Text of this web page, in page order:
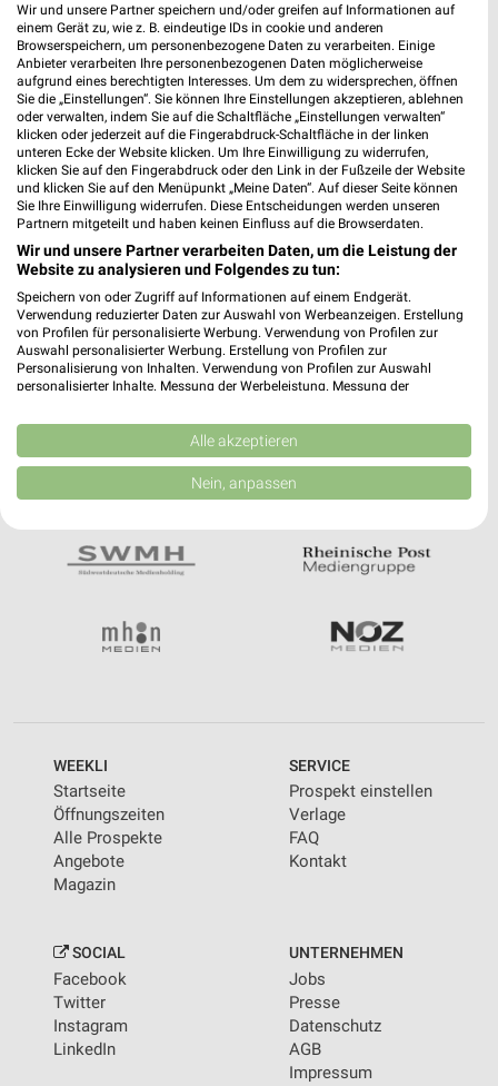
Noch mehr Angebote in
der weekli App!
Jetzt kostenlos laden
Prospekte App für Android
Prospekte App für iOS
Kostenlos im App Store erhältlich
WEEKLI
Startseite
Öffnungszeiten
Alle Prospekte
Angebote
Magazin
SERVICE
Prospekt einstellen
Verlage
FAQ
Kontakt
SOCIAL
Facebook
Twitter
Instagram
LinkedIn
UNTERNEHMEN
Jobs
Presse
Datenschutz
AGB
Impressum
Wir und unsere Partner speichern und/oder greifen auf Informationen auf
einem Gerät zu, wie z. B. eindeutige IDs in cookie und anderen
Browserspeichern, um personenbezogene Daten zu verarbeiten. Einige
Anbieter verarbeiten Ihre personenbezogenen Daten möglicherweise
aufgrund eines berechtigten Interesses. Um dem zu widersprechen, öffnen
Sie die „Einstellungen“. Sie können Ihre Einstellungen akzeptieren, ablehnen
oder verwalten, indem Sie auf die Schaltfläche „Einstellungen verwalten“
klicken oder jederzeit auf die Fingerabdruck-Schaltfläche in der linken
unteren Ecke der Website klicken. Um Ihre Einwilligung zu widerrufen,
klicken Sie auf den Fingerabdruck oder den Link in der Fußzeile der Website
und klicken Sie auf den Menüpunkt „Meine Daten“. Auf dieser Seite können
Sie Ihre Einwilligung widerrufen. Diese Entscheidungen werden unseren
Partnern mitgeteilt und haben keinen Einfluss auf die Browserdaten.
Wir und unsere Partner verarbeiten Daten, um die Leistung der
Website zu analysieren und Folgendes zu tun:
Speichern von oder Zugriff auf Informationen auf einem Endgerät.
Verwendung reduzierter Daten zur Auswahl von Werbeanzeigen. Erstellung
von Profilen für personalisierte Werbung. Verwendung von Profilen zur
Auswahl personalisierter Werbung. Erstellung von Profilen zur
Personalisierung von Inhalten. Verwendung von Profilen zur Auswahl
personalisierter Inhalte. Messung der Werbeleistung. Messung der
Kombinationen von Daten aus verschiedenen Quellen. Entwicklung und
Verbesserung der Angebote. Verwendung reduzierter Daten zur Auswahl
von Inhalten.
Daten können außerhalb der Europäischen Union weitergegeben und in die
Website/App.
Partnerliste anzeigen (1 IAB-Anbieter)
IAB-Verarbeitungszwecke:
Speichern von oder Zugriff auf Informationen
Erstellung von Profilen für personalisierte
Werbung
Verwendung von Profilen zur Auswahl
personalisierter Werbung
Verwendung von Profilen zur Auswahl
personalisierter Inhalte
Messung der Werbeleistung
Alle akzeptieren
Nein, anpassen